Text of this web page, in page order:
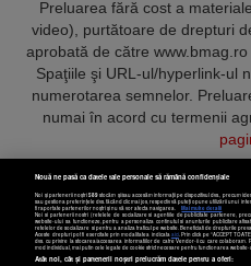
Preluarea fără cost a
video), purtătoare de drepturi
aprobată de către
Spaţiile şi URL-ul/hyperlink-ul
numerotarea semnelor.
numai în acord cu termenii
Termeni și condiții
Nouă ne pasă ca datele tale personale să rămână confidențiale
Noi și partenerii noștri589stocăm și/sau accesăm informații pe dispozitivul dvs., precum
sau gestiona preferințele dvs. făcând clic mai jos, respectiv vă puteți opune utilizării unui
fi raportate partenerilor noștri și nu vă vor afecta navigarea.
Mai multe detalii
Noi si partenerii nostri (retelele de socializare si agentiile de publicitate partenere,
website-ului sa functioneze, pentru a personaliza continutul si anunturile publicitare
retelelor de socializare si pentru a analiza traficul pe website. Beneficiati de drepturile
Aceste drepturi pot fi exercitate prin modalitatea indicataaici. Prin click pe “ACCEPT
dvs. cu privire la stocarea/accesarea informatiilor de catre Vendor-ii cu care colaboram.
mod individual, mai putin cele legate de cookie strict necesare pentru functionarea website-
Atât noi, cât și partenerii noștri prelucrăm datele pentru a oferi: